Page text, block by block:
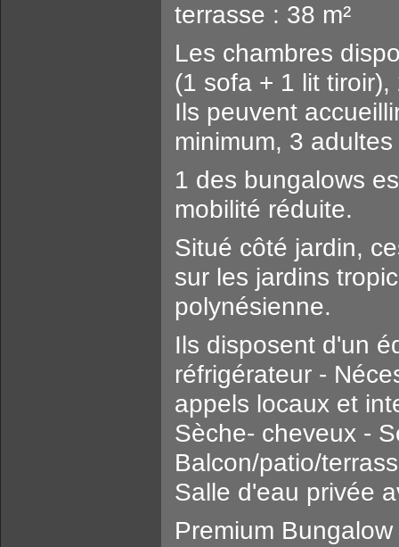
terrasse : 38 m²
Les chambres
(1 sofa + 1 lit
Ils peuvent
minimum, 3
1 des bungalows
mobilité réduite.
Situé côté jardin,
sur les jardins
polynésienne.
Ils disposent d'un
réfrigérateur -
appels locaux et
Sèche- cheveux -
Balcon/patio/
Salle d'eau privée
Premium